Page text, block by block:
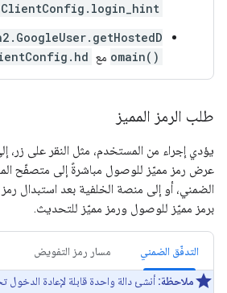
omain() مع
طلب الرمز المميز
يؤدي إجراء من المستخدم، مثل النقر على زر،
عرض رمز مميّز للوصول مباشرةً إلى متصفّح
الضمني، أو إلى منصة الخلفية بعد استبدال
برمز مميّز للوصول ورمز مميّز للتحديث.
التدفّق الضمني مسار رمز التفويض
ملاحظة: أنشئ دالة واحدة قابلة لإعادة الدخول